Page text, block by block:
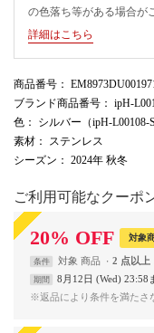
の色落ち等がある場合が
詳細はこちら
商品番号 ：
ブランド商品番号 ： ipH-
色 ： シルバー（ipH-L00108-
素材 ： ステンレス
シーズン ： 2024年 秋冬
ご利用可能なクーポ
20% OFF 対象
条件 対象 商品 2 点以上
期間 8月12日 (Wed) 23:58
※返品により条件を満たさ